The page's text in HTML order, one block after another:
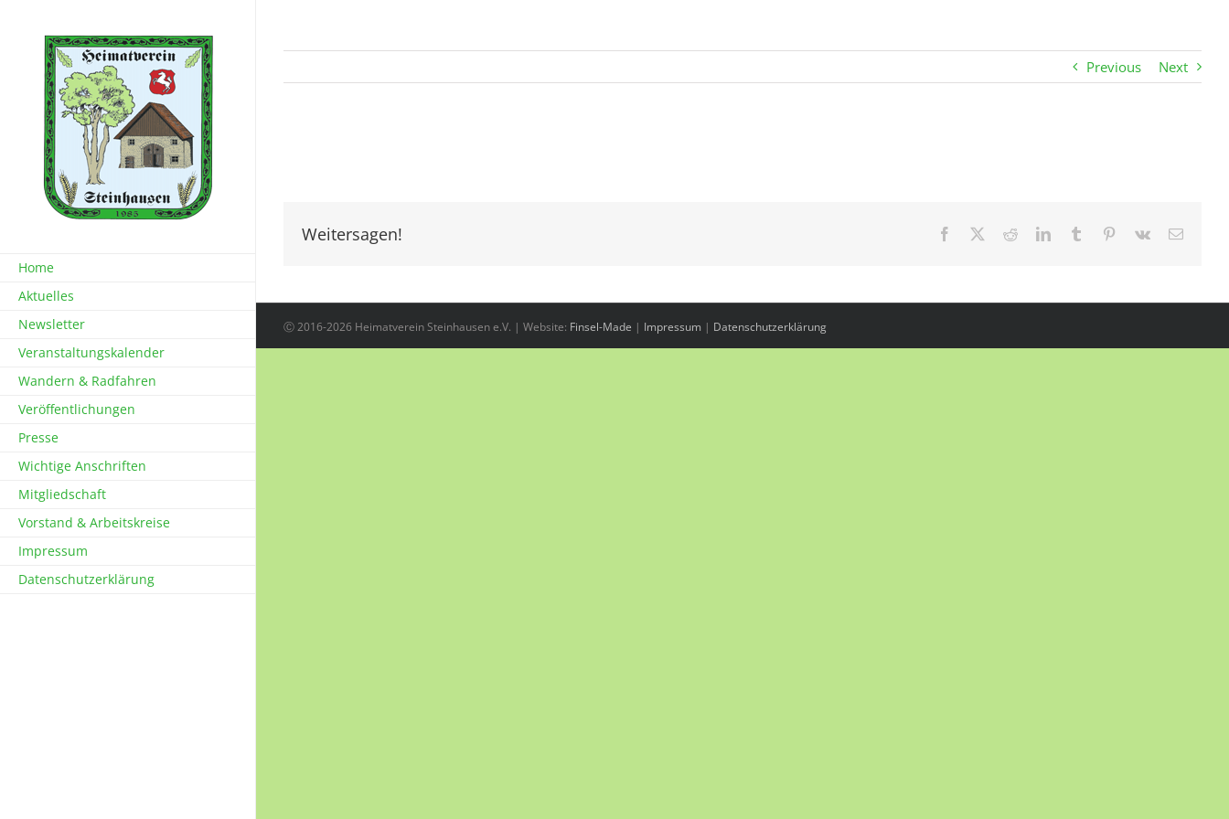
springen
Home
Aktuelles
Newsletter
Veranstaltungskalender
Wandern & Radfahren
Veröffentlichungen
Presse
Wichtige Anschriften
Mitgliedschaft
Vorstand & Arbeitskreise
Impressum
Datenschutzerklärung
Previous Next
Weitersagen! Facebook RedditLinkedInTumblr Pinterest
Vk
E-
Ⓒ 2016-2026 Heimatverein Steinhausen e.V. | Website: Finsel-Made | Impressum | Datenschutzerklärung